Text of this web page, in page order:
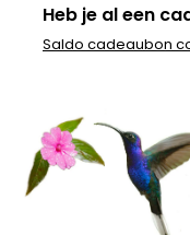
Heb je al een
Saldo cadeaubon